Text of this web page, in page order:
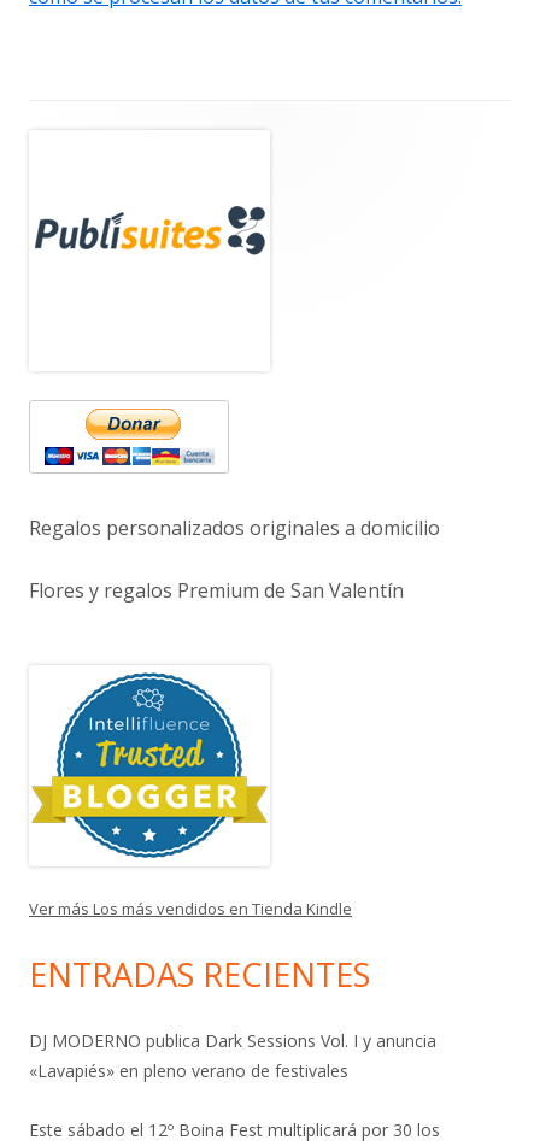
lateral
principal
Regalos personalizados originales a domicilio
Flores y regalos Premium de San Valentín
Ver más Los más vendidos en Tienda Kindle
ENTRADAS RECIENTES
DJ MODERNO publica Dark Sessions Vol. I y anuncia
«Lavapiés» en pleno verano de festivales
Este sábado el 12º Boina Fest multiplicará por 30 los